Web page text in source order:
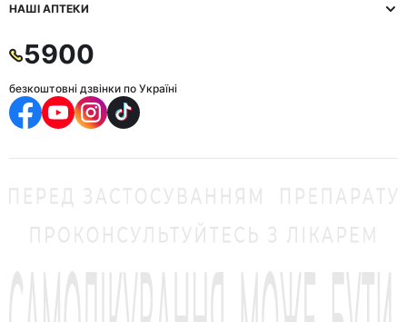
НАШІ АПТЕКИ
5900
безкоштовні дзвінки по Україні